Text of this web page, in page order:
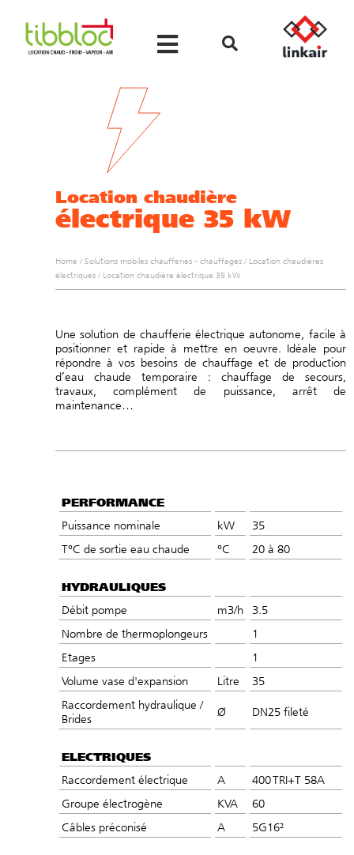
Location chaudière
électrique 35 kW
Home / Solutions mobiles chaufferies - chauffages / Location chaudières
électriques / Location chaudière électrique 35 kW
Une solution de chaufferie électrique autonome, facile à
positionner et rapide à mettre en oeuvre. Idéale pour
répondre à vos besoins de chauffage et de production
d’eau chaude temporaire : chauffage de secours,
travaux, complément de puissance, arrêt de
maintenance…
PERFORMANCE
Puissance nominale kW
35
T°C de sortie eau chaude
°C 20 à 80
HYDRAULIQUES
Débit pompe m3/h
3.5
Nombre de thermoplongeurs
1
Etages
1
Volume vase d'expansion
Litre
35
Raccordement hydraulique /
Brides
Ø DN25 fileté
ELECTRIQUES
Raccordement électrique A
400 TRI+T​ 58A
Groupe électrogène
KVA​
60
Câbles préconisé
A 5G16²​